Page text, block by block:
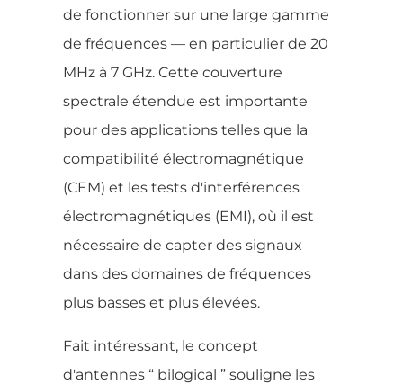
de fonctionner sur une large gamme
de fréquences — en particulier de 20
MHz à 7 GHz. Cette couverture
spectrale étendue est importante
pour des applications telles que la
compatibilité électromagnétique
(CEM) et les tests d'interférences
électromagnétiques (EMI), où il est
nécessaire de capter des signaux
dans des domaines de fréquences
plus basses et plus élevées.
Fait intéressant, le concept
d'antennes “ bilogical ” souligne les